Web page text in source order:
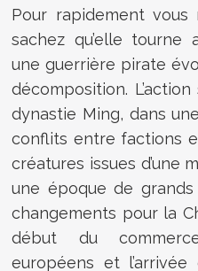
Pour rapidement vous
sachez qu’elle tourne
une guerrière pirate
décomposition.
dynastie Ming, dans
conflits entre factions
créatures issues d’une
une époque de
changements pour la
début du
européens et